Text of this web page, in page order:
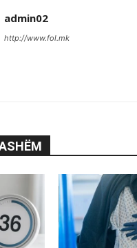
admin02
http://www.fol.mk